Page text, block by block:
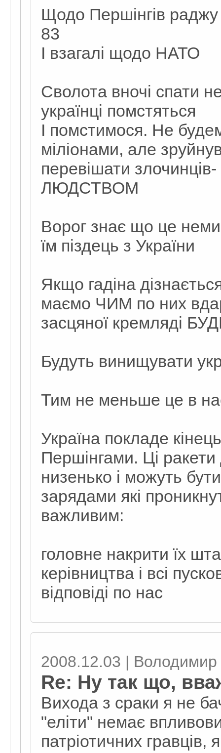
Щодо Першінгів раджу
83
І взагалі щодо НАТО
Сволота вночі спати
українці помстяться
І помстимося. Не
міліонами, але
перевішати
ЛЮДСТВОМ
Ворог знає що це
їм піздець з України
Якщо гадіна
маємо ЧИМ по них
засцяної кремляді
Будуть винищувати
Тим не меньше це в
Україна покладе
Першінгами. Ці
низенько і можуть
зарядами які
важливим:
головне накрити їх
керівництва і всі
відповіді по нас
2008.12.03 | Володимир
Re: Ну так що,
Вихода з сраки я не
"еліти" немає
патріотичних гравців,